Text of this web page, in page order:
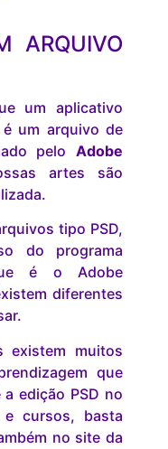
ARQUIVO
um aplicativo
um arquivo de
pelo Adobe
artes são
tipo PSD,
do programa
é o Adobe
diferentes
existem muitos
que
edição PSD no
cursos, basta
no site da